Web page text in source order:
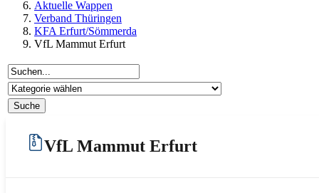
Aktuelle Wappen
Verband Thüringen
KFA Erfurt/Sömmerda
VfL Mammut Erfurt
VfL Mammut Erfurt